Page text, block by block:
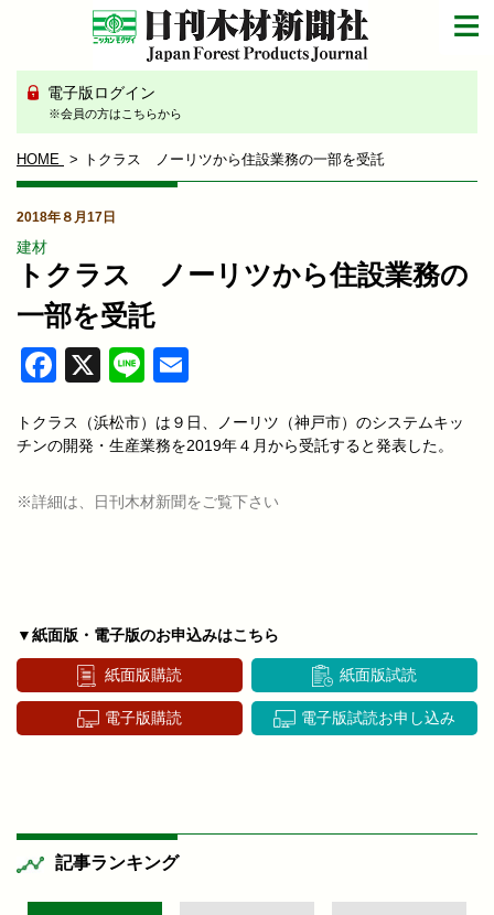
電子版ログイン
※会員の方はこちらから
HOME トクラス ノーリツから住設業務の一部を受託
2018年８月17日
建材
トクラス ノーリツから住設業務の
一部を受託
Facebook
X Line
トクラス（浜松市）は９日、ノーリツ（神戸市）のシステムキッ
チンの開発・生産業務を2019年４月から受託すると発表した。
※詳細は、日刊木材新聞をご覧下さい
▼紙面版・電子版のお申込みはこちら
紙面版購読 紙面版試読
電子版購読 電子版試読お申し込み
記事ランキング